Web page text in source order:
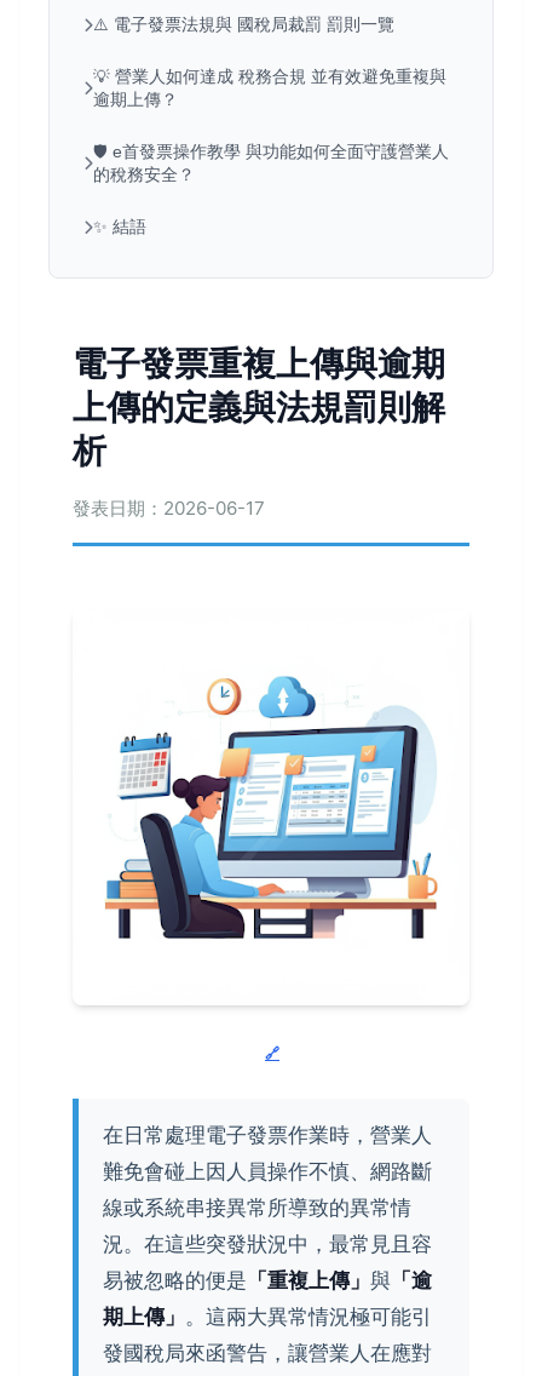
⚠️ 電子發票法規與 國稅局裁罰 罰則一覽
💡 營業人如何達成 稅務合規 並有效避免重複與
逾期上傳？
🛡️ e首發票操作教學 與功能如何全面守護營業人
的稅務安全？
✨ 結語
電子發票重複上傳與逾期
上傳的定義與法規罰則解
析
發表日期：2026-06-17
在日常處理電子發票作業時，營業人
難免會碰上因人員操作不慎、網路斷
線或系統串接異常所導致的異常情
況。在這些突發狀況中，最常見且容
易被忽略的便是 「重複上傳」 與 「逾
期上傳」 。這兩大異常情況極可能引
發國稅局來函警告，讓營業人在應對